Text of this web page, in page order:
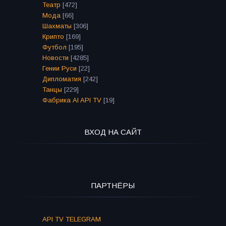
Театр [472]
Мода [66]
Шахматы [306]
Крипто [169]
Футбол [195]
Новости [4285]
Гении Руси [22]
Дипломатия [242]
Танцы [229]
Фабрика AI API TV [19]
ВХОД НА САЙТ
ПАРТНЁРЫ
API TV TELEGRAM